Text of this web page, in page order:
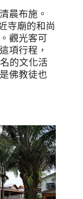
晨布施。
寺廟的和尚
觀光客可
項行程，
的文化活
佛教徒也